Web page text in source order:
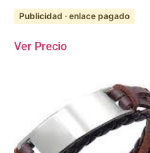
Publicidad · enlace pagado
Ver Precio